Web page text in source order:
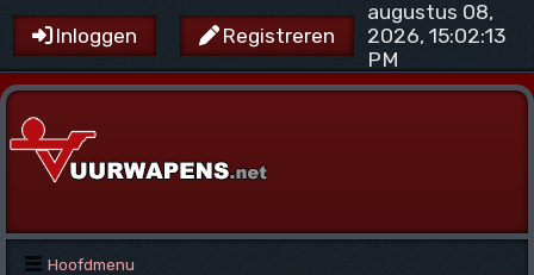
Inloggen Registreren
augustus 08,
2026, 15:02:13
PM
Hoofdmenu